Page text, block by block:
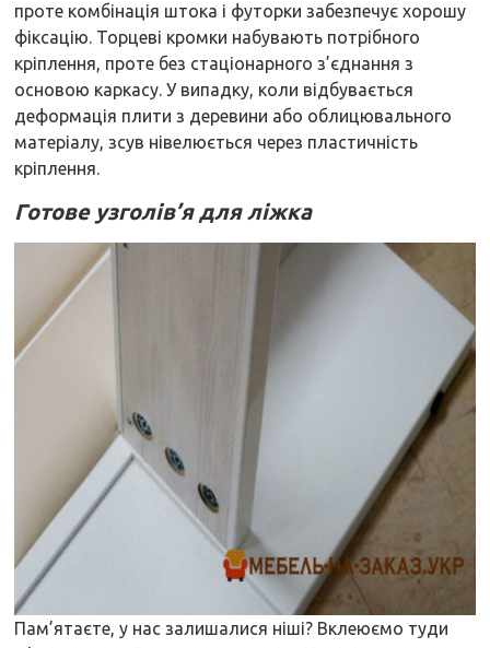
проте комбінація штока і футорки забезпечує хорошу
фіксацію. Торцеві кромки набувають потрібного
кріплення, проте без стаціонарного з’єднання з
основою каркасу. У випадку, коли відбувається
деформація плити з деревини або облицювального
матеріалу, зсув нівелюється через пластичність
кріплення.
Готове узголів’я для ліжка
Пам’ятаєте, у нас залишалися ніші? Вклеюємо туди